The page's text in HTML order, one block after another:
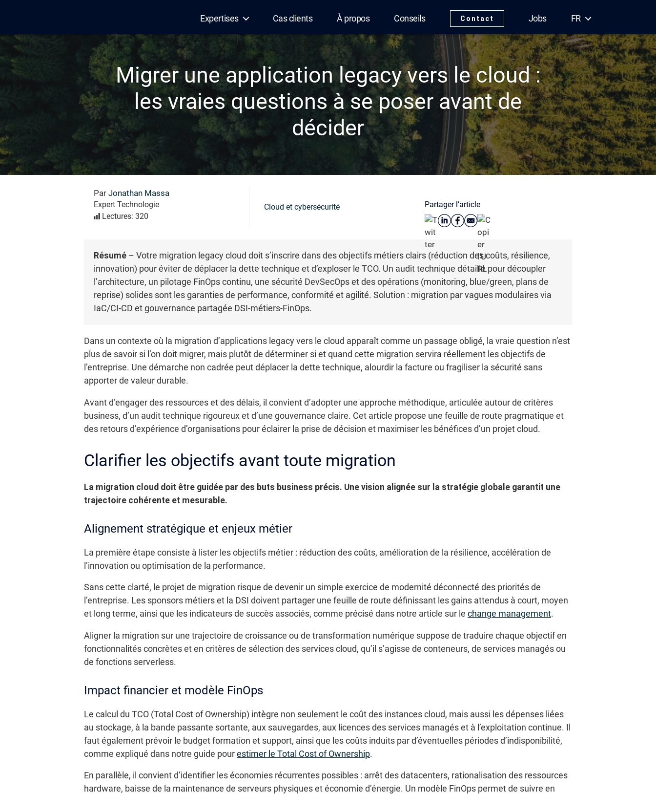
Expertises Cas clients À propos Conseils Contact Jobs FR
Migrer une application legacy vers le cloud :
les vraies questions à se poser avant de
décider
Par Jonathan Massa
Expert Technologie
Lectures: 320
Cloud et cybersécurité Partager l’article
Résumé – Votre migration legacy cloud doit s’inscrire dans des objectifs métiers clairs (réduction des coûts, résilience,
innovation) pour éviter de déplacer la dette technique et d’exploser le TCO. Un audit technique détaillé pour découpler
l’architecture, un pilotage FinOps continu, une sécurité DevSecOps et des opérations (monitoring, blue/green, plans de
reprise) solides sont les garanties de performance, conformité et agilité. Solution : migration par vagues modulaires via
IaC/CI-CD et gouvernance partagée DSI-métiers-FinOps.
Dans un contexte où la migration d’applications legacy vers le cloud apparaît comme un passage obligé, la vraie question n’est
plus de savoir si l’on doit migrer, mais plutôt de déterminer si et quand cette migration servira réellement les objectifs de
l’entreprise. Une démarche non cadrée peut déplacer la dette technique, alourdir la facture ou fragiliser la sécurité sans
apporter de valeur durable.
Avant d’engager des ressources et des délais, il convient d’adopter une approche méthodique, articulée autour de critères
business, d’un audit technique rigoureux et d’une gouvernance claire. Cet article propose une feuille de route pragmatique et
des retours d’expérience d’organisations pour éclairer la prise de décision et maximiser les bénéfices d’un projet cloud.
Clarifier les objectifs avant toute migration
La migration cloud doit être guidée par des buts business précis. Une vision alignée sur la stratégie globale garantit une
trajectoire cohérente et mesurable.
Alignement stratégique et enjeux métier
La première étape consiste à lister les objectifs métier : réduction des coûts, amélioration de la résilience, accélération de
l’innovation ou optimisation de la performance.
Sans cette clarté, le projet de migration risque de devenir un simple exercice de modernité déconnecté des priorités de
l’entreprise. Les sponsors métiers et la DSI doivent partager une feuille de route définissant les gains attendus à court, moyen
et long terme, ainsi que les indicateurs de succès associés, comme précisé dans notre article sur le change management.
Aligner la migration sur une trajectoire de croissance ou de transformation numérique suppose de traduire chaque objectif en
fonctionnalités concrètes et en critères de sélection des services cloud, qu’il s’agisse de conteneurs, de services managés ou
de fonctions serverless.
Impact financier et modèle FinOps
Le calcul du TCO (Total Cost of Ownership) intègre non seulement le coût des instances cloud, mais aussi les dépenses liées
au stockage, à la bande passante sortante, aux sauvegardes, aux licences des services managés et à l’exploitation continue. Il
faut également prévoir le budget formation et support, ainsi que les coûts induits par d’éventuelles périodes d’indisponibilité,
comme expliqué dans notre guide pour estimer le Total Cost of Ownership.
En parallèle, il convient d’identifier les économies récurrentes possibles : arrêt des datacenters, rationalisation des ressources
hardware, baisse de la maintenance de serveurs physiques et économie d’énergie. Un modèle FinOps permet de suivre en